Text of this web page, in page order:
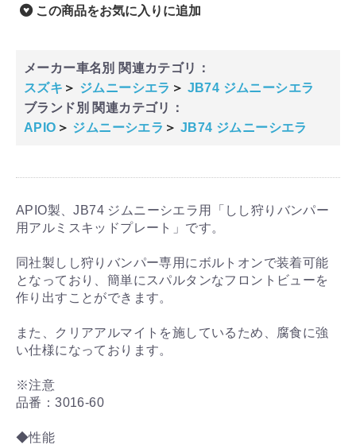
この商品をお気に入りに追加
メーカー車名別 関連カテゴリ：
スズキ ＞ ジムニーシエラ ＞ JB74 ジムニーシエラ
ブランド別 関連カテゴリ：
APIO ＞ ジムニーシエラ ＞ JB74 ジムニーシエラ
APIO製、JB74 ジムニーシエラ用「しし狩りバンパー
用アルミスキッドプレート」です。
同社製しし狩りバンパー専用にボルトオンで装着可能
となっており、簡単にスパルタンなフロントビューを
作り出すことができます。
また、クリアアルマイトを施しているため、腐食に強
い仕様になっております。
※注意
品番：3016-60
◆性能